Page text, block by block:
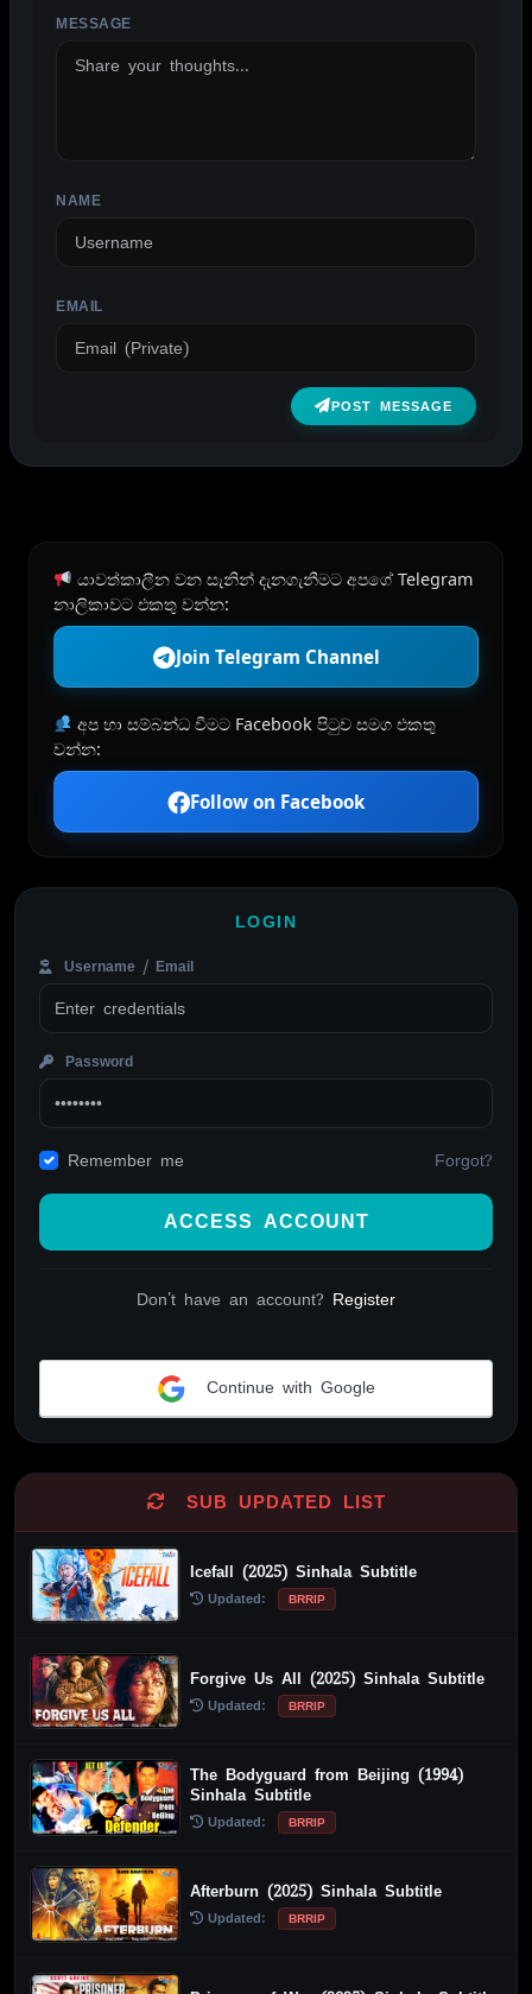
MESSAGE
NAME
EMAIL
POST MESSAGE
ALTERNATIVE:
යාවත්කාලීන වන සැනින් දැනගැනීමට අපගේ Telegram
නාලිකාවට එකතු වන්න:
Join Telegram Channel
අප හා සම්බන්ධ වීමට Facebook පිටුව සමග එකතු
වන්න:
Follow on Facebook
LOGIN
Username / Email
Password
Remember me Forgot?
ACCESS ACCOUNT
Don't have an account? Register
Continue with Google
SUB UPDATED LIST
Icefall (2025) Sinhala Subtitle
Updated: BRRIP
Forgive Us All (2025) Sinhala Subtitle
Updated: BRRIP
The Bodyguard from Beijing (1994)
Sinhala Subtitle
Updated: BRRIP
Afterburn (2025) Sinhala Subtitle
Updated: BRRIP